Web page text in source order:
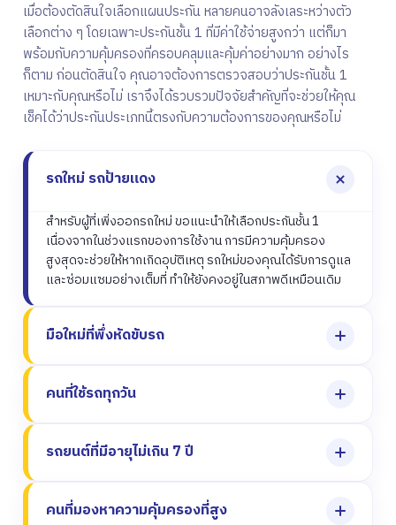
เมื่อต้องตัดสินใจเลือกแผนประกัน หลายคนอาจลังเลระหว่างตัว
เลือกต่าง ๆ โดยเฉพาะประกันชั้น 1 ที่มีค่าใช้จ่ายสูงกว่า แต่ก็มา
พร้อมกับความคุ้มครองที่ครอบคลุมและคุ้มค่าอย่างมาก อย่างไร
ก็ตาม ก่อนตัดสินใจ คุณอาจต้องการตรวจสอบว่าประกันชั้น 1
เหมาะกับคุณหรือไม่ เราจึงได้รวบรวมปัจจัยสำคัญที่จะช่วยให้คุณ
เช็คได้ว่าประกันประเภทนี้ตรงกับความต้องการของคุณหรือไม่
รถใหม่ รถป้ายแดง
สำหรับผู้ที่เพิ่งออกรถใหม่ ขอแนะนำให้เลือกประกันชั้น 1
เนื่องจากในช่วงแรกของการใช้งาน การมีความคุ้มครอง
สูงสุดจะช่วยให้หากเกิดอุบัติเหตุ รถใหม่ของคุณได้รับการดูแล
และซ่อมแซมอย่างเต็มที่ ทำให้ยังคงอยู่ในสภาพดีเหมือนเดิม
มือใหม่ที่พึ่งหัดขับรถ
คนที่ใช้รถทุกวัน
รถยนต์ที่มีอายุไม่เกิน 7 ปี
คนที่มองหาความคุ้มครองที่สูง